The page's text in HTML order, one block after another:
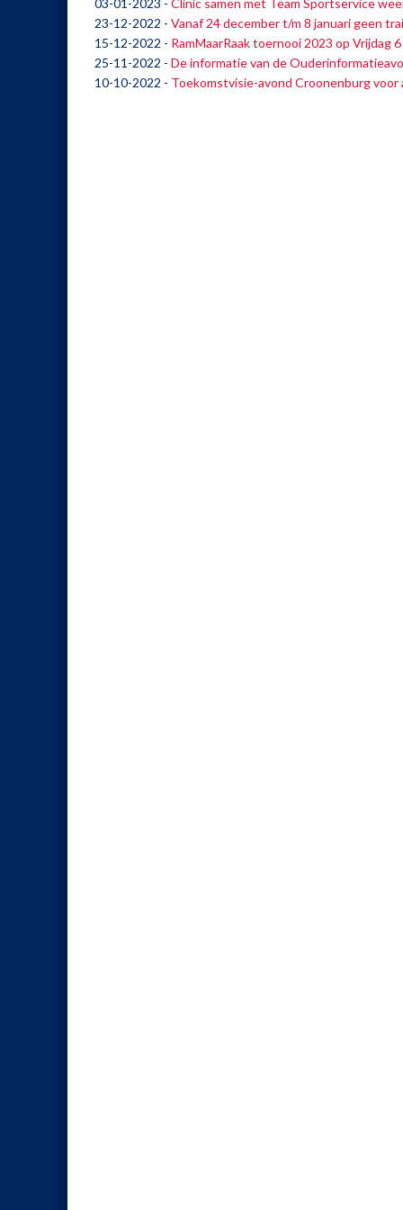
23-12-2022 - Vanaf 24 december t/m 8 januari geen
15-12-2022 - RamMaarRaak toernooi 2023 op Vrijdag
25-11-2022 - De informatie van de
10-10-2022 - Toekomstvisie-avond Croonenburg voor